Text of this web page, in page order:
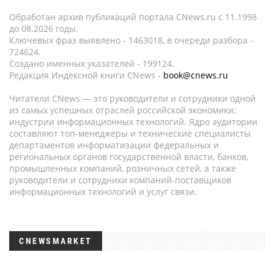
Обработан архив публикаций портала CNews.ru c 11.1998
до 08.2026 годы.
Ключевых фраз выявлено - 1463018, в очереди разбора -
724624.
Создано именных указателей - 199124.
Редакция Индексной книги CNews - book@cnews.ru
Читатели CNews — это руководители и сотрудники одной
из самых успешных отраслей российской экономики:
индустрии информационных технологий. Ядро аудитории
составляют топ-менеджеры и технические специалисты
департаментов информатизации федеральных и
региональных органов государственной власти, банков,
промышленных компаний, розничных сетей, а также
руководители и сотрудники компаний-поставщиков
информационных технологий и услуг связи.
CNEWSMARKET